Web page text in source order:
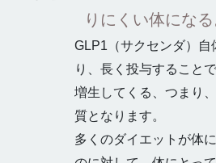
りにくい体になる
GLP1（サクセンダ）自
り、長く投与すること
増生してくる、つまり
質となります。
多くのダイエットが体